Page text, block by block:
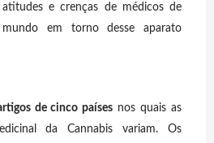
atitudes e crenças de médicos de
em torno desse aparato
de cinco países nos quais as
da Cannabis variam. Os